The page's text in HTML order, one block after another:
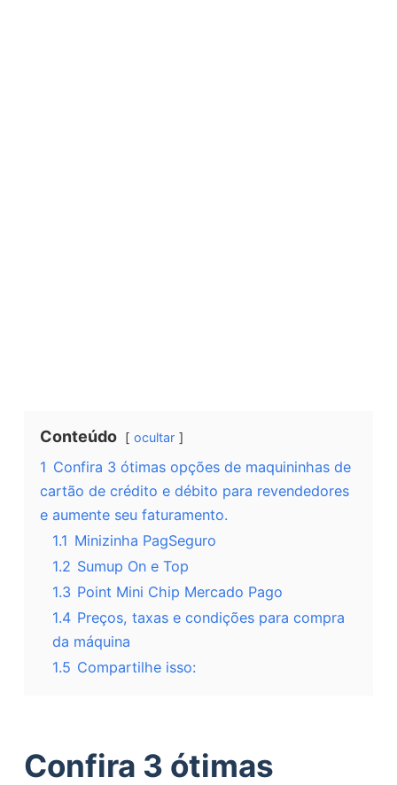
Conteúdo ocultar
1 Confira 3 ótimas opções de maquininhas de
cartão de crédito e débito para revendedores
e aumente seu faturamento.
1.1 Minizinha PagSeguro
1.2 Sumup On e Top
1.3 Point Mini Chip Mercado Pago
1.4 Preços, taxas e condições para compra
da máquina
1.5 Compartilhe isso:
Confira 3 ótimas